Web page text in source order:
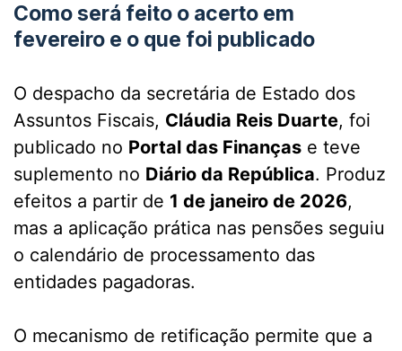
Como será feito o acerto em
fevereiro e o que foi publicado
O despacho da secretária de Estado dos
Assuntos Fiscais, Cláudia Reis Duarte, foi
publicado no Portal das Finanças e teve
suplemento no Diário da República. Produz
efeitos a partir de 1 de janeiro de 2026,
mas a aplicação prática nas pensões seguiu
o calendário de processamento das
entidades pagadoras.
O mecanismo de retificação permite que a